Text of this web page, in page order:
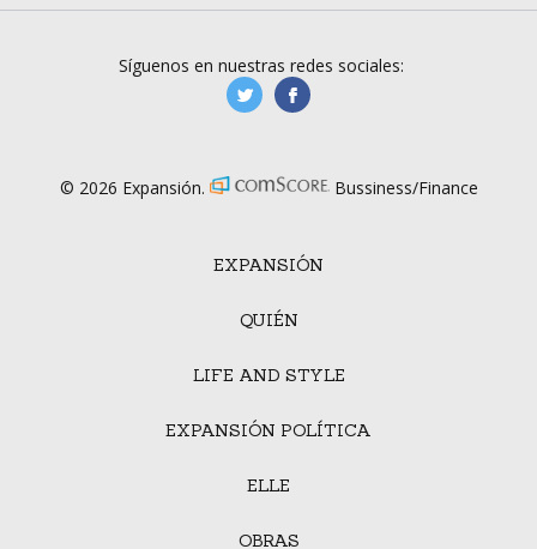
EXPANSIÓN
QUIÉN
LIFE AND STYLE
EXPANSIÓN POLÍTICA
ELLE
OBRAS
Síguenos en nuestras redes sociales:
manufacturaGE
© 2026 Expansión. Bussiness/Finance